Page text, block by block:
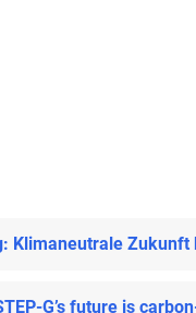
Klimaneutrale Zukunft
G’s future is